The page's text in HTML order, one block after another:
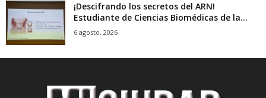
¡Descifrando los secretos del ARN!
Estudiante de Ciencias Biomédicas de la...
6 agosto, 2026